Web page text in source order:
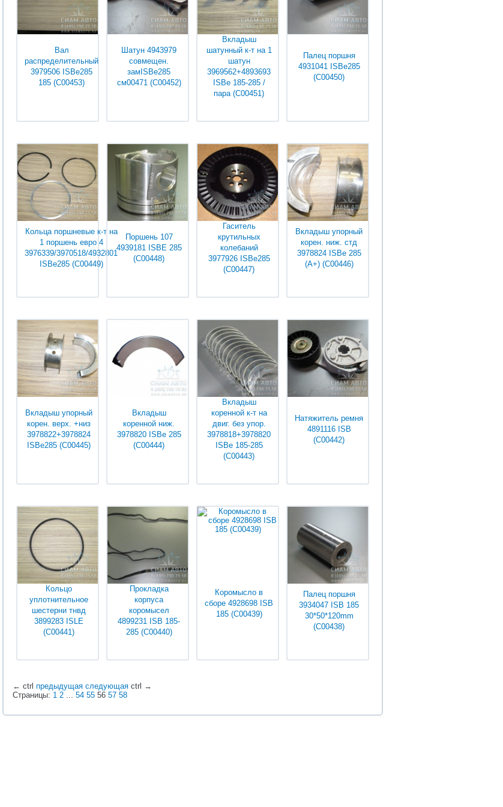
Вал
распределительный
3979506 ISBe285
185 (С00453)
менеджеров
Шатун 4943979
совмещен.
замISBe285
см00471 (С00452)
менеджеров
Вкладыш
шатунный к-т на 1
шатун
3969562+4893693
ISBe 185-285 /
пара (С00451)
менеджеров
Палец поршня
4931041 ISBe285
(С00450)
менеджеров
Кольца поршневые к-т на
1 поршень евро 4
3976339/3970518/4932801
ISBe285 (С00449)
менеджеров
Поршень 107
4939181 ISBE 285
(С00448)
менеджеров
Гаситель
крутильных
колебаний
3977926 ISBe285
(С00447)
менеджеров
Вкладыш упорный
корен. ниж. стд
3978824 ISBe 285
(А+) (С00446)
менеджеров
Вкладыш упорный
корен. верх. +низ
3978822+3978824
ISBe285 (С00445)
менеджеров
Вкладыш
коренной ниж.
3978820 ISBe 285
(С00444)
менеджеров
Вкладыш
коренной к-т на
двиг. без упор.
3978818+3978820
ISBe 185-285
(С00443)
менеджеров
Натяжитель ремня
4891116 ISB
(С00442)
менеджеров
Кольцо
уплотнительное
шестерни тнвд
3899283 ISLE
(С00441)
менеджеров
Прокладка
корпуса
коромысел
4899231 ISB 185-
285 (С00440)
менеджеров
Коромысло в
сборе 4928698 ISB
185 (С00439)
менеджеров
Палец поршня
3934047 ISB 185
30*50*120mm
(С00438)
менеджеров
← ctrl предыдущая следующая ctrl →
Страницы: 1 2 ... 54 55 56 57 58